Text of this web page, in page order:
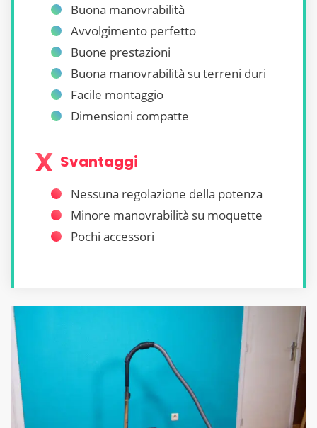
Buona manovrabilità
Avvolgimento perfetto
Buone prestazioni
Buona manovrabilità su terreni duri
Facile montaggio
Dimensioni compatte
Svantaggi
Nessuna regolazione della potenza
Minore manovrabilità su moquette
Pochi accessori